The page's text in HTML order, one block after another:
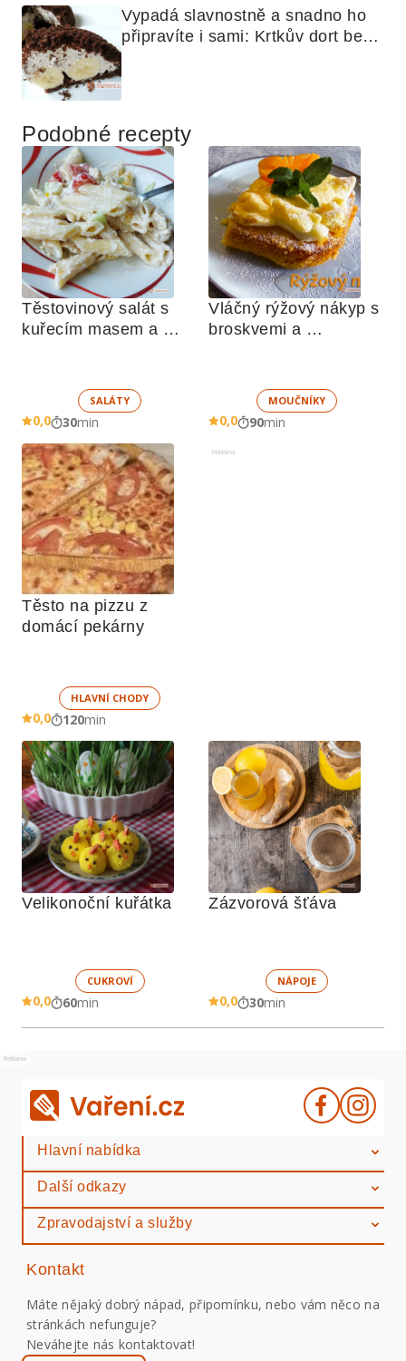
Vypadá slavnostně a snadno ho
připravíte i sami: Krtkův dort bez
Podobné recepty
Těstovinový salát s
kuřecím masem a
SALÁTY
0,0 30min
Vláčný rýžový nákyp s
broskvemi a
MOUČNÍKY
0,0 90min
Těsto na pizzu z
domácí pekárny
HLAVNÍ CHODY
0,0 120min
Reklama
Velikonoční kuřátka
CUKROVÍ
0,0 60min
Zázvorová šťáva
NÁPOJE
0,0 30min
Reklama
Hlavní nabídka
Další odkazy
Zpravodajství a služby
Kontakt
Máte nějaký dobrý nápad, připomínku, nebo vám něco na
stránkách nefunguje?
Neváhejte nás kontaktovat!